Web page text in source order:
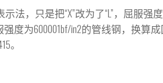
示法，只是把“X”改为了“L”，屈服强
度为600001bf/in2的管线钢，换算
。